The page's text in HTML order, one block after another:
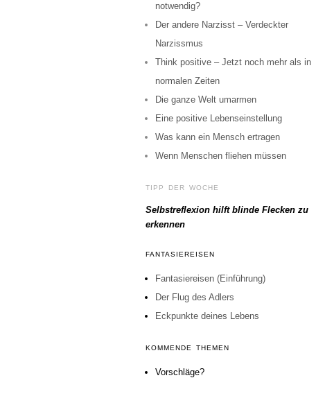
notwendig?
Der andere Narzisst – Verdeckter
Narzissmus
Think positive – Jetzt noch mehr als in
normalen Zeiten
Die ganze Welt umarmen
Eine positive Lebenseinstellung
Was kann ein Mensch ertragen
Wenn Menschen fliehen müssen
TIPP DER WOCHE
Selbstreflexion hilft blinde Flecken zu
erkennen
FANTASIEREISEN
Fantasiereisen (Einführung)
Der Flug des Adlers
Eckpunkte deines Lebens
KOMMENDE THEMEN
Vorschläge?